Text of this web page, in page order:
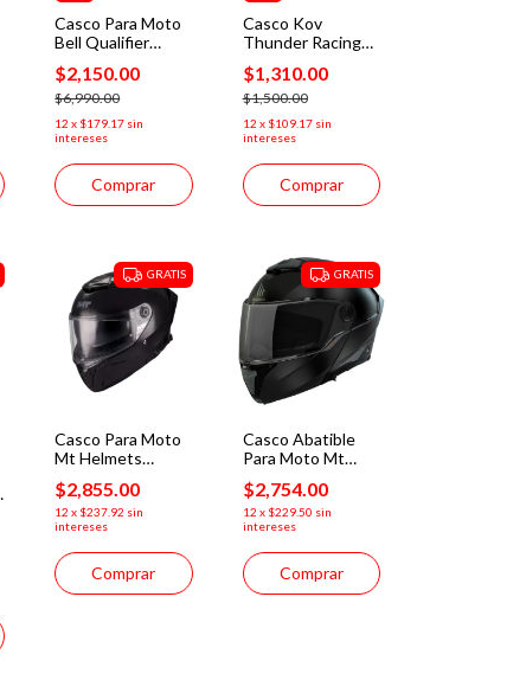
Casco Para Moto
Bell Qualifier
Stealth Camo
Certificado Dot
$2,150.00
$6,990.00
12 x $179.17 sin
intereses
Comprar
Casco Kov
Thunder Racing
Abatible Rojo Mica
Humo Con Alerón
$1,310.00
$1,500.00
12 x $109.17 sin
intereses
Comprar
GRATIS
Casco Para Moto
Mt Helmets
Thunder 4sv Pure
A1 Solid Negro
Gloss
$2,855.00
12 x $237.92 sin
intereses
Comprar
GRATIS
Casco Abatible
Para Moto Mt
Helmets Atom 2
Negro Mate Dot
$2,754.00
12 x $229.50 sin
intereses
Comprar